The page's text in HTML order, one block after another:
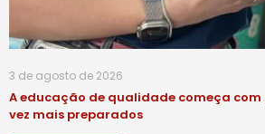
3 de agosto de 2026
A educação de qualidade começa com
vez mais preparados